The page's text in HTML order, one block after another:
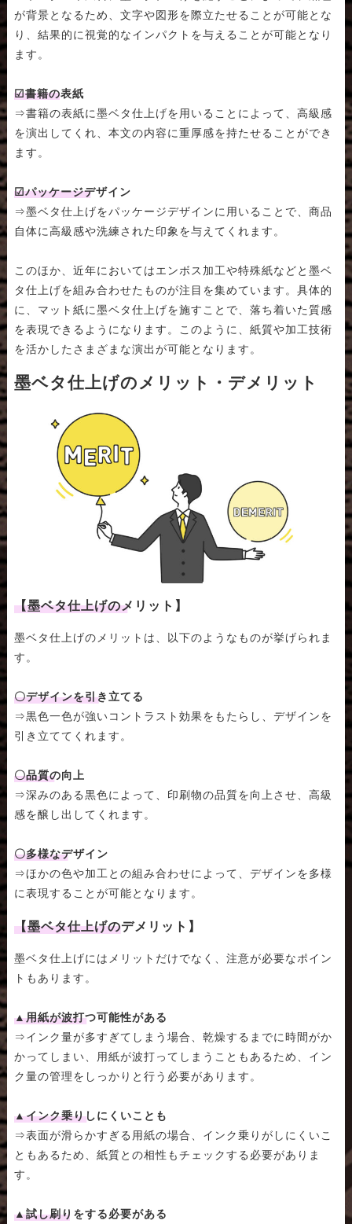
が背景となるため、文字や図形を際立たせることが可能とな
り、結果的に視覚的なインパクトを与えることが可能となり
ます。
☑書籍の表紙
⇒書籍の表紙に墨ベタ仕上げを用いることによって、高級感
を演出してくれ、本文の内容に重厚感を持たせることができ
ます。
☑パッケージデザイン
⇒墨ベタ仕上げをパッケージデザインに用いることで、商品
自体に高級感や洗練された印象を与えてくれます。
このほか、近年においてはエンボス加工や特殊紙などと墨ベ
タ仕上げを組み合わせたものが注目を集めています。具体的
に、マット紙に墨ベタ仕上げを施すことで、落ち着いた質感
を表現できるようになります。このように、紙質や加工技術
を活かしたさまざまな演出が可能となります。
墨ベタ仕上げのメリット・デメリット
【墨ベタ仕上げのメリット】
墨ベタ仕上げのメリットは、以下のようなものが挙げられま
す。
〇デザインを引き立てる
⇒黒色一色が強いコントラスト効果をもたらし、デザインを
引き立ててくれます。
〇品質の向上
⇒深みのある黒色によって、印刷物の品質を向上させ、高級
感を醸し出してくれます。
〇多様なデザイン
⇒ほかの色や加工との組み合わせによって、デザインを多様
に表現することが可能となります。
【墨ベタ仕上げのデメリット】
墨ベタ仕上げにはメリットだけでなく、注意が必要なポイン
トもあります。
▲用紙が波打つ可能性がある
⇒インク量が多すぎてしまう場合、乾燥するまでに時間がか
かってしまい、用紙が波打ってしまうこともあるため、イン
ク量の管理をしっかりと行う必要があります。
▲インク乗りしにくいことも
⇒表面が滑らかすぎる用紙の場合、インク乗りがしにくいこ
ともあるため、紙質との相性もチェックする必要がありま
す。
▲試し刷りをする必要がある